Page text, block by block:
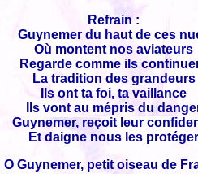
Refrain :
Guynemer du haut de ces
Où montent nos aviateurs
Regarde comme ils
La tradition des grandeurs
Ils ont ta foi, ta vaillance
Ils vont au mépris du
Guynemer, reçoit leur
Et daigne nous les protéger
O Guynemer, petit oiseau de